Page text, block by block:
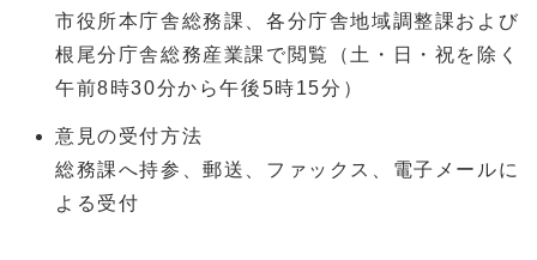
市役所本庁舎総務課、各分庁舎地域調整課および
根尾分庁舎総務産業課で閲覧（土・日・祝を除く
午前8時30分から午後5時15分）
意見の受付方法
総務課へ持参、郵送、ファックス、電子メールに
よる受付